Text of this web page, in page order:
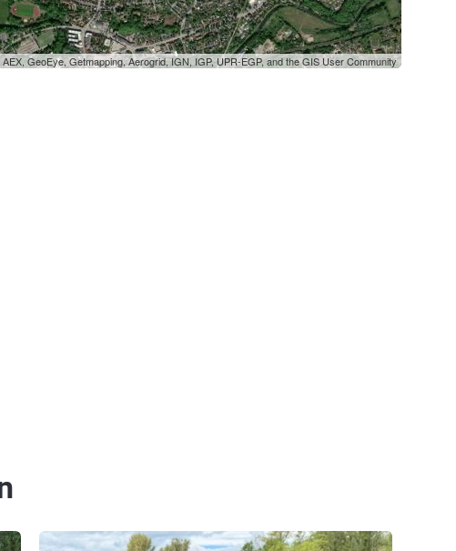
GeoEye, Getmapping, Aerogrid, IGN, IGP, UPR-EGP, and the GIS User Community